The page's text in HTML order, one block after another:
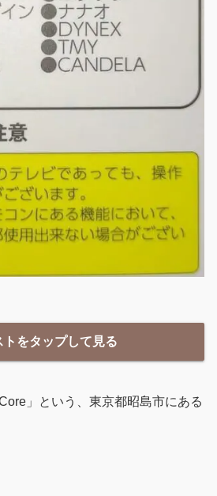
をタップして見る
」という、東京都昭島市にある